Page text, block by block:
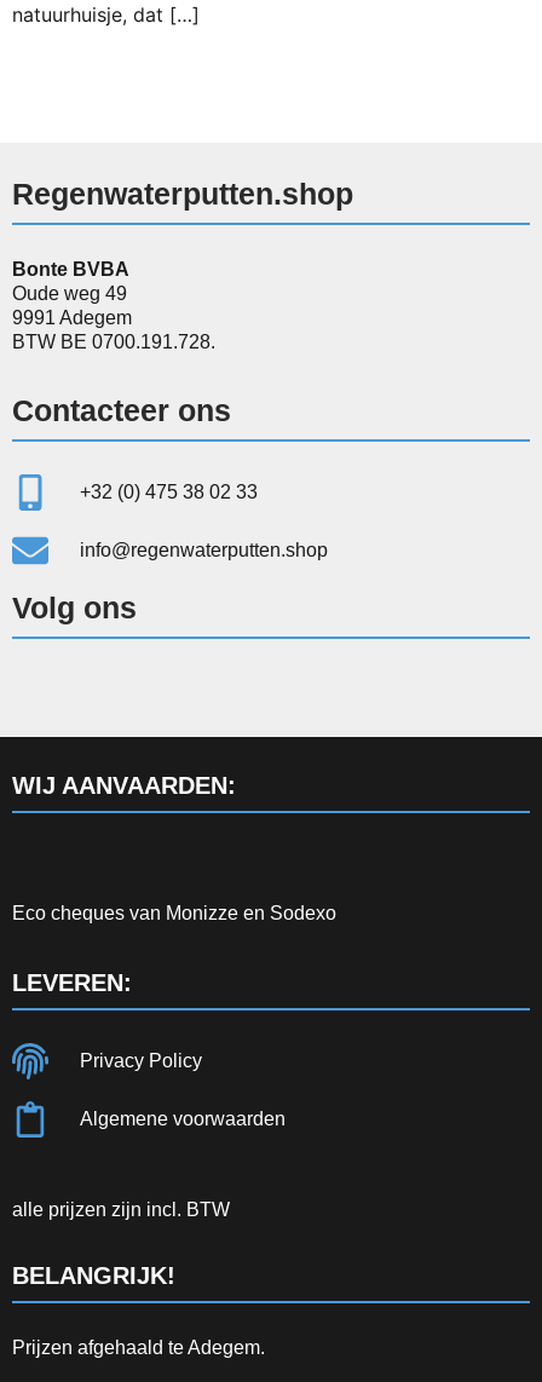
natuurhuisje, dat […]
Regenwaterputten.shop
Bonte BVBA
Oude weg 49
9991 Adegem
BTW BE 0700.191.728.
Contacteer ons
+32 (0) 475 38 02 33
info@regenwaterputten.shop
Volg ons
WIJ AANVAARDEN:
Eco cheques van Monizze en Sodexo
LEVEREN:
Privacy Policy
Algemene voorwaarden
alle prijzen zijn incl. BTW
BELANGRIJK!
Prijzen afgehaald te Adegem.